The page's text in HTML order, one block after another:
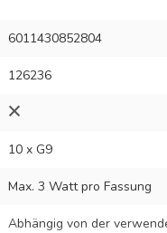
6011430852804
126236
10 x G9
Max. 3 Watt pro Fassung
Abhängig von der